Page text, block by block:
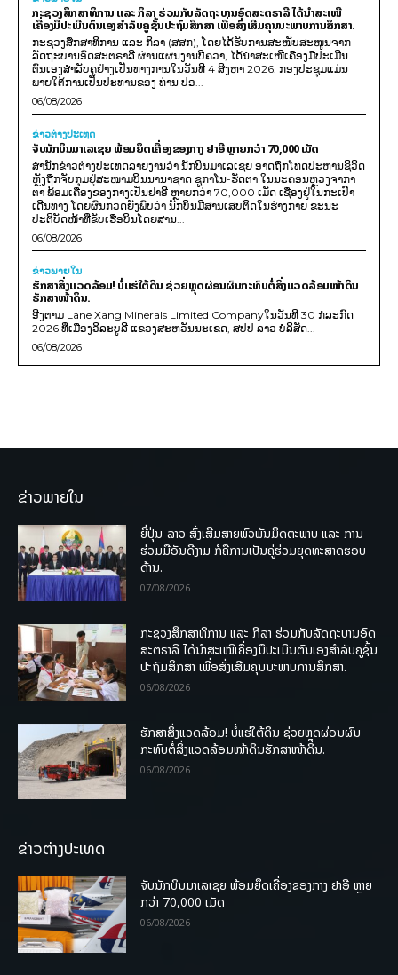
ກະຊວງສຶກສາທິການ ແລະ ກິລາ ຮ່ວມກັບລັດຖະບານອົດສະຕຣາລີ ໄດ້ນຳສະເໜີ
ເຄື່ອງມືປະເມີນຕົນເອງສຳລັບຄູຊັ້ນປະຖົມສຶກສາ ເພື່ອສົ່ງເສີມຄຸນນະພາບການສຶກສາ.
ກະຊວງສຶກສາທິການ ແລະ ກິລາ (ສສກ), ໂດຍໄດ້ຮັບການສະໜັບສະໜູນຈາກ
ລັດຖະບານອົດສະຕຣາລີ ຜ່ານແຜນງານບີຄວາ, ໄດ້ນຳສະເໜີເຄື່ອງມືປະເມີນ
ຕົນເອງສຳລັບຄູຢ່າງເປັນທາງການໃນວັນທີ 4 ສິງຫາ 2026. ກອງປະຊຸມແມ່ນ
ພາຍໃຕ້ການເປັນປະທານຂອງ ທ່ານ ປອ...
06/08/2026
ຂ່າວຕ່າງປະເທດ
ຈັບນັກບິນມາເລເຊຍ ພ້ອມຍຶດເຄື່ອງຂອງກາງ ຢາອີ ຫຼາຍກວ່າ 70,000 ເມັດ
ສຳນັກຂ່າວຕ່າງປະເທດລາຍງານວ່າ ນັກບິນມາເລເຊຍ ອາດຖືກໂທດປະຫານຊີວິດ
ຫຼັງຖືກຈັບກຸມຢູ່ສະໜາມບິນນານາຊາດ ຊູກາໂນ-ຮັດຕາ ໃນນະຄອນຫຼວງຈາກາ
ຕາ ພ້ອມເຄື່ອງຂອງກາງເປັນຢາອີ ຫຼາຍກວ່າ 70,000 ເມັດ ເຊື່ອງຢູ່ໃນກະເປົາ
ເດີນທາງ ໂດຍຜົນກວດຍັງພົບວ່າ ນັກບິນມີສານເສບຕິດໃນຮ່າງກາຍ ຂະນະ
ປະຕິບັດໜ້າທີ່ຂັບເຮືອບິນໂດຍສານ...
06/08/2026
ຂ່າວພາຍ​ໃນ
ຮັກສາສິ່ງແວດລ້ອມ! ບໍ່ແຮ່ໃຕ້ດິນ ຊ່ວຍຫຼຸດຜ່ອນຜົນກະທົບຕໍ່ສິ່ງແວດລ້ອມໜ້າດິນ
ຮັກສາໜ້າດິນ.
ອີງຕາມ Lane Xang Minerals Limited Companyໃນວັນທີ 30 ກໍລະກົດ
2026 ທີ່ເມືອງວິລະບູລີ ແຂວງສະຫວັນນະເຂດ, ສປປ ລາວ ບໍລິສັດ...
06/08/2026
ຂ່າວພາຍໃນ
ຍີ່ປຸ່ນ-ລາວ ສົ່ງເສີມສາຍພົວພັນມິດຕະພາບ ແລະ ການ
ຮ່ວມມືອັນດີງາມ ກໍຄືການເປັນຄູ່ຮ່ວມຍຸດທະສາດຮອບ
ດ້ານ.
07/08/2026
ກະຊວງສຶກສາທິການ ແລະ ກິລາ ຮ່ວມກັບລັດຖະບານອົດ
ສະຕຣາລີ ໄດ້ນຳສະເໜີເຄື່ອງມືປະເມີນຕົນເອງສຳລັບຄູຊັ້ນ
ປະຖົມສຶກສາ ເພື່ອສົ່ງເສີມຄຸນນະພາບການສຶກສາ.
06/08/2026
ຮັກສາສິ່ງແວດລ້ອມ! ບໍ່ແຮ່ໃຕ້ດິນ ຊ່ວຍຫຼຸດຜ່ອນຜົນ
ກະທົບຕໍ່ສິ່ງແວດລ້ອມໜ້າດິນຮັກສາໜ້າດິນ.
06/08/2026
ຂ່າວຕ່າງປະເທດ
ຈັບນັກບິນມາເລເຊຍ ພ້ອມຍຶດເຄື່ອງຂອງກາງ ຢາອີ ຫຼາຍ
ກວ່າ 70,000 ເມັດ
06/08/2026